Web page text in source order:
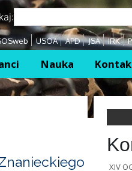
USOA APD JSA IRK
Nauka
XIV